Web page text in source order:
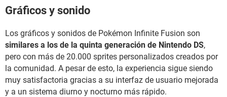
Gráficos y sonido
Los gráficos y sonidos de Pokémon Infinite Fusion son
similares a los de la quinta generación de Nintendo DS,
pero con más de 20.000 sprites personalizados creados por
la comunidad. A pesar de esto, la experiencia sigue siendo
muy satisfactoria gracias a su interfaz de usuario mejorada
y a un sistema diurno y nocturno más rápido.